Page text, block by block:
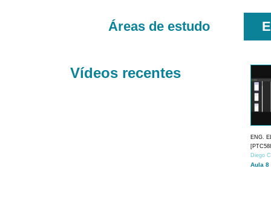
Áreas de estudo
Vídeos recentes
ENG.
Diego
Aula 8